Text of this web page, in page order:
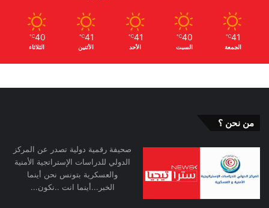
41
℃
الجمعة
40
℃
السبت
41
℃
الأحد
41
℃
الأثنين
40
℃
الثلاثاء
من نحن ؟
صحيفة رقمية دولية تصدر عن المركز
الدولي للدراسات الإستراتجية الأمنية
والعسكرية بتونس نحن أينما
الخبر...أينما انت ..نكون...